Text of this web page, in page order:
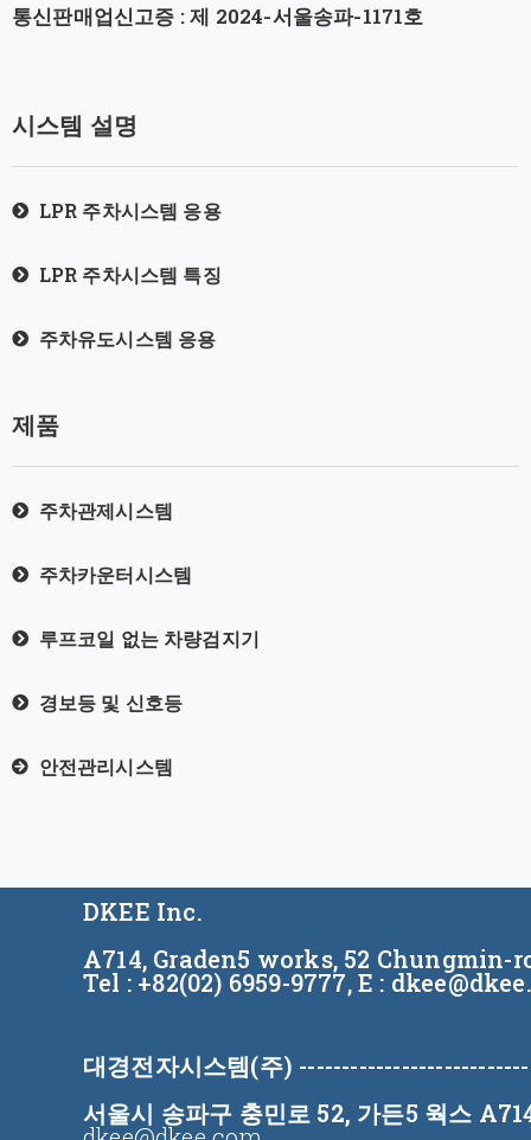
통신판매업신고증 : 제 2024-서울송파-1171호
시스템 설명
LPR 주차시스템 응용
LPR 주차시스템 특징
주차유도시스템 응용
제품
주차관제시스템
주차카운터시스템
루프코일 없는 차량검지기
경보등 및 신호등
안전관리시스템
DKEE Inc.
A714, Graden5 works, 52 Chungmin-
Tel : +82(02) 6959-9777, E :
대경전자시스템(주)
서울시 송파구 충민로 52, 가든5 웍스